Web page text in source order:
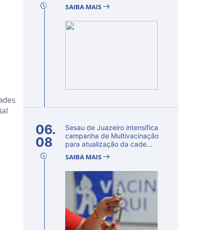
SAIBA MAIS
06.
08
Sesau de Juazeiro intensifica
campanha de Multivacinação
para atualização da cade...
SAIBA MAIS